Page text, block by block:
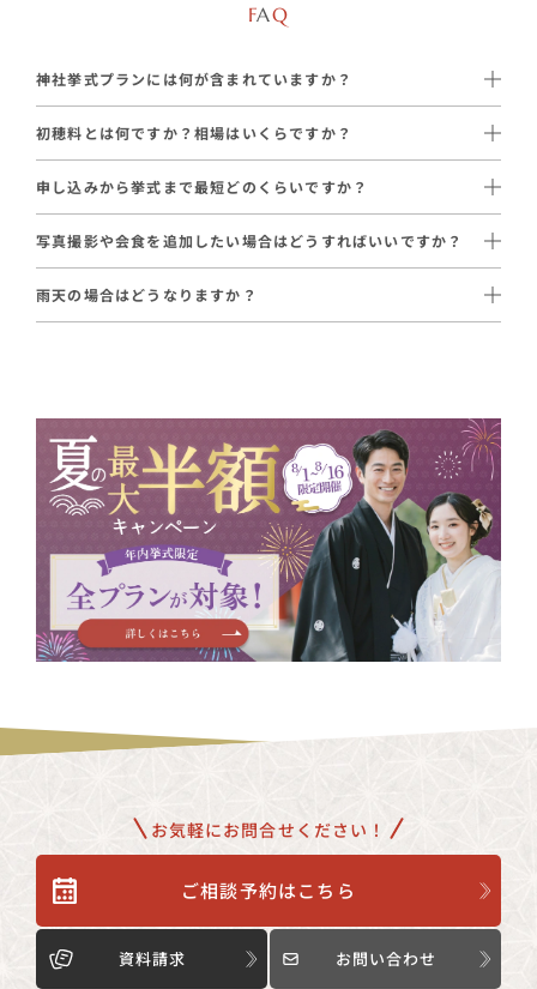
FAQ
神社挙式プランには何が含まれていますか？
袴）、和装小物一式、着付けから引上げまで、新婦ヘアメイク、
髪飾り、美容アテンド、サロンでの衣装選び、専属プロデューサ
神社挙式に必要な基本アイテムがすべて揃ったプランです。
ただし神社への初穂料は別途必要です。
初穂料とは何ですか？相場はいくらですか？
プラン料金の99,000円とは別に必要となるため、総額はプラン
お見積もり時に希望の神社の初穂料もご案内いたします。
申し込みから挙式まで最短どのくらいですか？
衣装合わせと神社の空き確認が必要ですので、お急ぎの方は事前
写真撮影や会食を追加したい場合はどうすればいいですか？
名分込み）もございます。
後からのプラン変更も可能ですので、お打ち合わせ時にご相談く
ださい。
雨天の場合はどうなりますか？
天候が心配な方には ホテル神殿挙式プラン（110,000円〜）とい
う選択肢もあります。
お気軽にお問合せください！
ご相談予約はこちら
資料請求 お問い合わせ